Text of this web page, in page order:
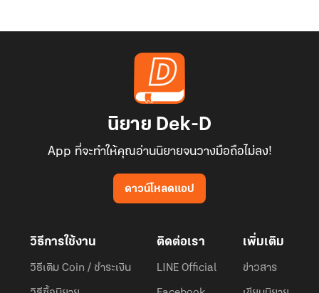
นิยาย Dek-D
App ที่จะทำให้คุณอ่านนิยายจนวางมือถือไม่ลง!
ดาวน์โหลดแอป
วิธีการใช้งาน
วิธีเติม Coin / ชำระเงิน
ติดต่อเรา
LINE Official
เพิ่มเติม
ข่าวสาร